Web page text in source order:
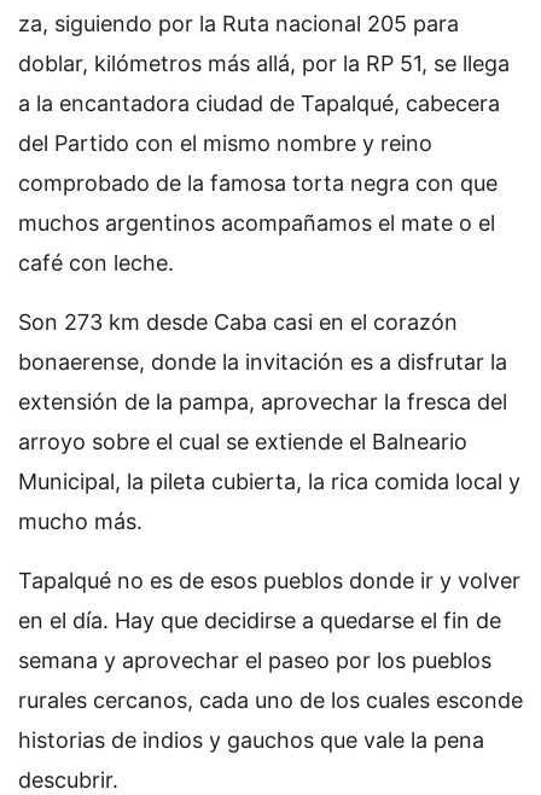
za, siguiendo por la Ruta nacional 205 para
doblar, kilómetros más allá, por la RP 51, se llega
a la encantadora ciudad de Tapalqué, cabecera
del Partido con el mismo nombre y reino
comprobado de la famosa torta negra con que
muchos argentinos acompañamos el mate o el
café con leche.
Son 273 km desde Caba casi en el corazón
bonaerense, donde la invitación es a disfrutar la
extensión de la pampa, aprovechar la fresca del
arroyo sobre el cual se extiende el Balneario
Municipal, la pileta cubierta, la rica comida local y
mucho más.
Tapalqué no es de esos pueblos donde ir y volver
en el día. Hay que decidirse a quedarse el fin de
semana y aprovechar el paseo por los pueblos
rurales cercanos, cada uno de los cuales esconde
historias de indios y gauchos que vale la pena
descubrir.